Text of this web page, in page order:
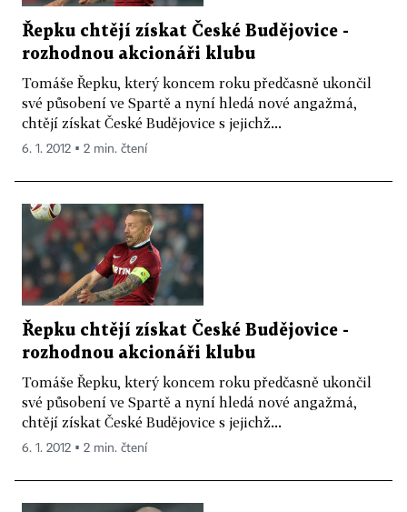
Řepku chtějí získat České Budějovice -
rozhodnou akcionáři klubu
Tomáše Řepku, který koncem roku předčasně ukončil
své působení ve Spartě a nyní hledá nové angažmá,
chtějí získat České Budějovice s jejichž...
6. 1. 2012 ▪ 2 min. čtení
Řepku chtějí získat České Budějovice -
rozhodnou akcionáři klubu
Tomáše Řepku, který koncem roku předčasně ukončil
své působení ve Spartě a nyní hledá nové angažmá,
chtějí získat České Budějovice s jejichž...
6. 1. 2012 ▪ 2 min. čtení